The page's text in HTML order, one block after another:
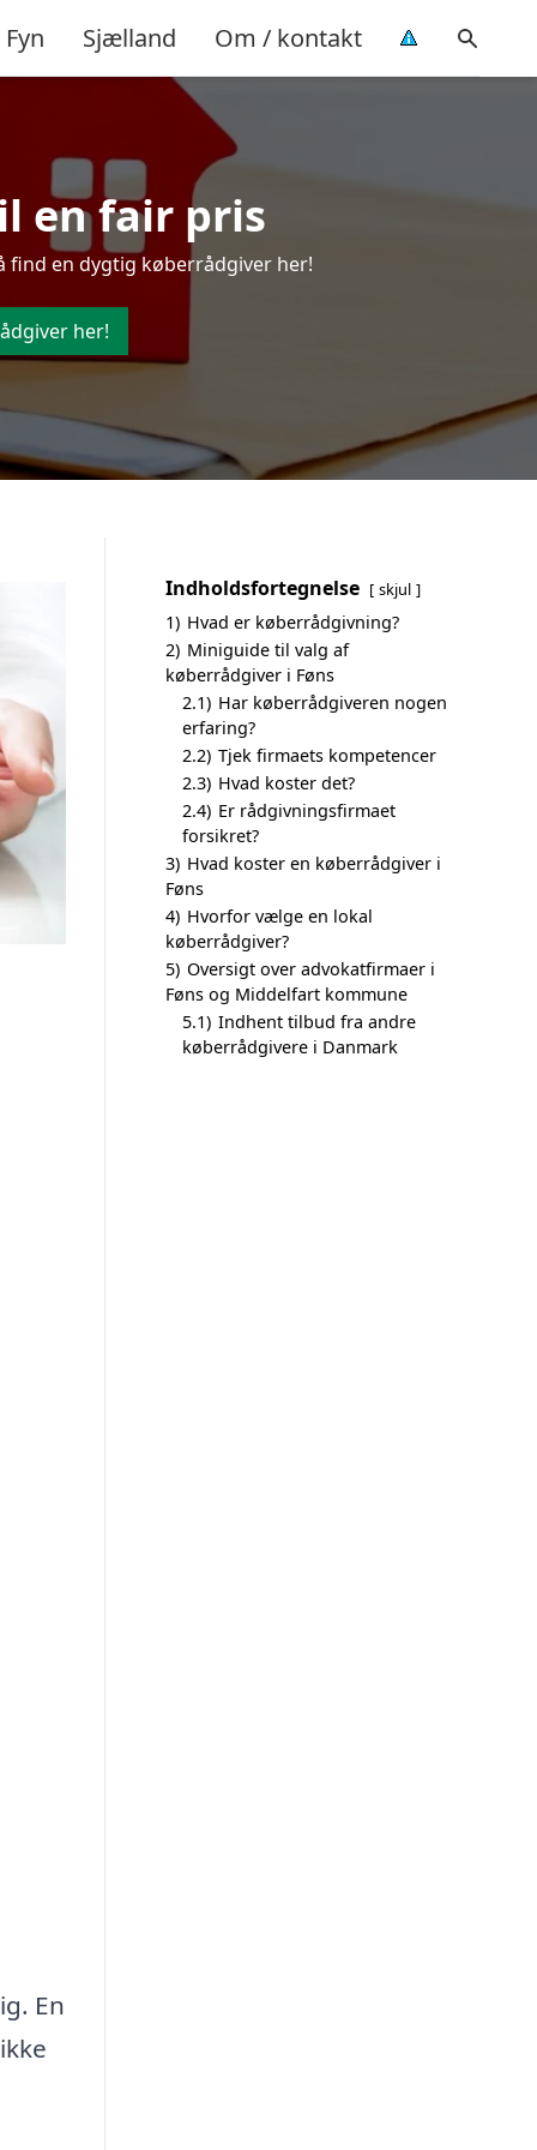
Fyn Sjælland Om / kontakt
en fair pris
find en dygtig køberrådgiver her!
her!
En
Indholdsfortegnelse skjul
1) Hvad er køberrådgivning?
2) Miniguide til valg af
køberrådgiver i Føns
2.1) Har køberrådgiveren nogen
erfaring?
2.2) Tjek firmaets kompetencer
2.3) Hvad koster det?
2.4) Er rådgivningsfirmaet
forsikret?
3) Hvad koster en køberrådgiver i
Føns
4) Hvorfor vælge en lokal
køberrådgiver?
5) Oversigt over advokatfirmaer i
Føns og Middelfart kommune
5.1) Indhent tilbud fra andre
køberrådgivere i Danmark